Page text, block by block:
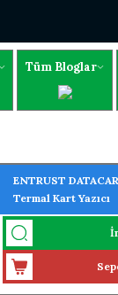
Tüm Bloglar
ENTRUST
Termal Kart Yazıcı